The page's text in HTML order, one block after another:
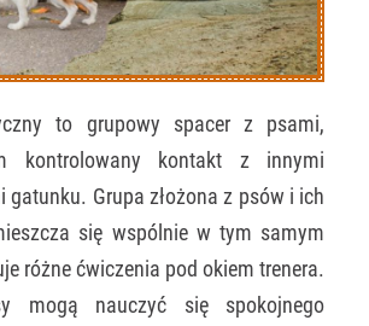
to grupowy spacer z psami,
kontrolowany kontakt z innymi
gatunku. Grupa złożona z psów i ich
się wspólnie w tym samym
różne ćwiczenia pod okiem trenera.
mogą nauczyć się spokojnego